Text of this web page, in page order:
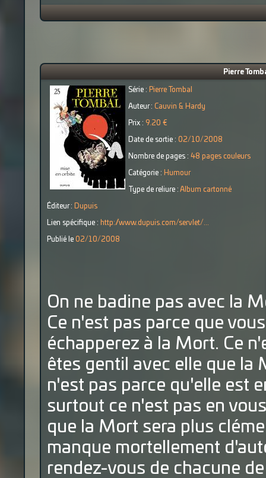
Pierre
Série : Pierre Tombal
Auteur : Cauvin & Hardy
Prix : 9.20 €
Date de sortie : 02/10/2008
Nombre de pages : 48 pages couleurs
Catégorie : Humour
Type de reliure : Album cartonné
Éditeur : Dupuis
Lien spécifique : http://www.dupuis.com/servlet/...
Publié le 02/10/2008
On ne badine pas avec la
Ce n'est pas parce que
échapperez à la Mort. Ce
êtes gentil avec elle que la
n'est pas parce qu'elle est
surtout ce n'est pas en
que la Mort sera plus
manque mortellement
rendez-vous de chacune